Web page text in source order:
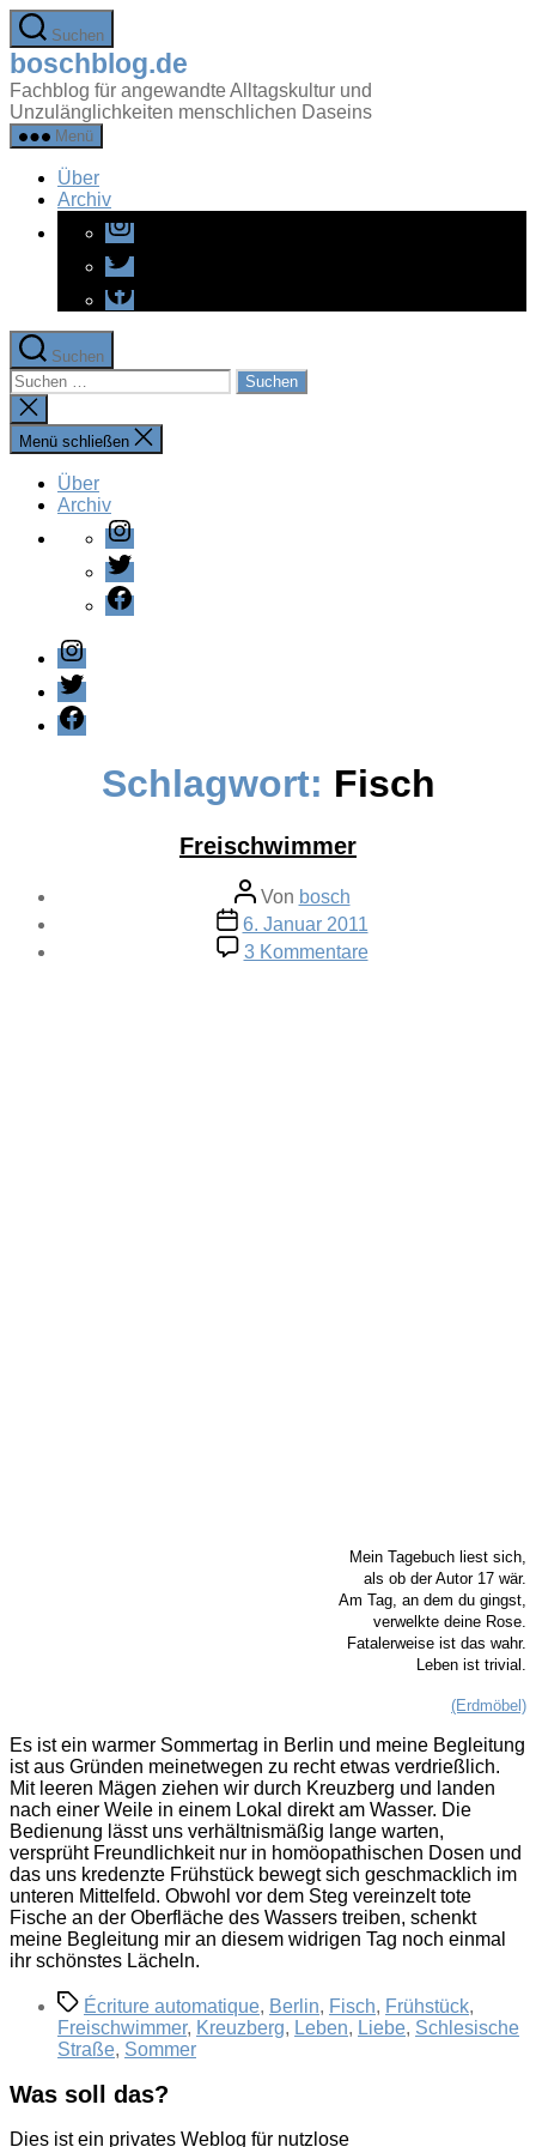
Zum
Inhalt
springen
Suchen
boschblog.de
Fachblog für angewandte Alltagskultur und
Unzulänglichkeiten menschlichen Daseins
Menü
Über
Archiv
Instagram
Twitter
Facebook
Suchen
Suchen
nach:
Suche
schließen
Menü schließen
Über
Archiv
Instagram
Twitter
Facebook
Instagram
Twitter
Facebook
Schlagwort: Fisch
Freischwimmer
Beitragsautor
Von bosch
Veröffentlichungsdatum
6. Januar 2011
3 Kommentarezu
Freischwimmer
Mein Tagebuch liest sich,
als ob der Autor 17 wär.
Am Tag, an dem du gingst,
verwelkte deine Rose.
Fatalerweise ist das wahr.
Leben ist trivial.
(Erdmöbel)
Es ist ein warmer Sommertag in Berlin und meine Begleitung
ist aus Gründen meinetwegen zu recht etwas verdrießlich.
Mit leeren Mägen ziehen wir durch Kreuzberg und landen
nach einer Weile in einem Lokal direkt am Wasser. Die
Bedienung lässt uns verhältnismäßig lange warten,
versprüht Freundlichkeit nur in homöopathischen Dosen und
das uns kredenzte Frühstück bewegt sich geschmacklich im
unteren Mittelfeld. Obwohl vor dem Steg vereinzelt tote
Fische an der Oberfläche des Wassers treiben, schenkt
meine Begleitung mir an diesem widrigen Tag noch einmal
ihr schönstes Lächeln.
Schlagwörter
Écriture automatique, Berlin, Fisch, Frühstück,
Freischwimmer, Kreuzberg, Leben, Liebe, Schlesische
Straße, Sommer
Was soll das?
Dies ist ein privates Weblog für nutzlose